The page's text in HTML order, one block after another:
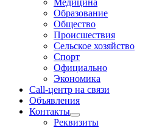
Медицина
Образование
Общество
Происшествия
Сельское хозяйство
Спорт
Официально
Экономика
Call-центр на связи
Объявления
Контакты
Реквизиты